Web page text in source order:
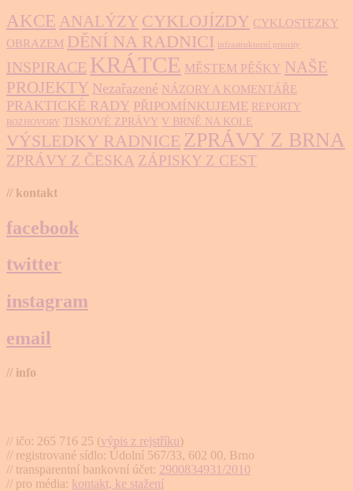
AKCE ANALÝZY CYKLOJÍZDY CYKLOSTEZKY
OBRAZEM DĚNÍ NA RADNICI infrastrukturní priority
INSPIRACE KRÁTCE MĚSTEM PĚŠKY NAŠE
PROJEKTY Nezařazené NÁZORY A KOMENTÁŘE
PRAKTICKÉ RADY PŘIPOMÍNKUJEME REPORTY
ROZHOVORY TISKOVÉ ZPRÁVY V BRNĚ NA KOLE
VÝSLEDKY RADNICE ZPRÁVY Z BRNA
ZPRÁVY Z ČESKA ZÁPISKY Z CEST
// kontakt
facebook
twitter
instagram
email
// info
// ičo: 265 716 25 (výpis z rejstříku)
// registrované sídlo: Údolní 567/33, 602 00, Brno
// transparentní bankovní účet: 2900834931/2010
// pro média: kontakt, ke stažení